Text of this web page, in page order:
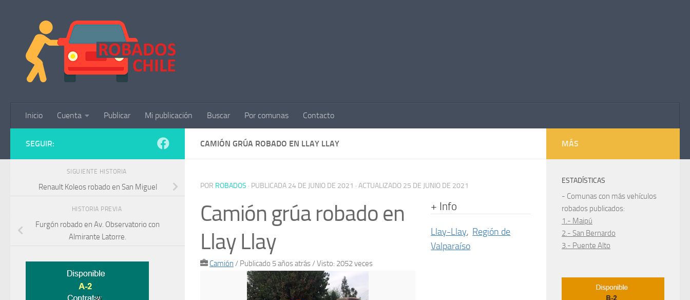
Inicio Cuenta Publicar Mi publicación Buscar Por comunas Contacto
CAMIÓN GRÚA ROBADO EN LLAY LLAY
POR ROBADOS · PUBLICADA 24 DE JUNIO DE 2021 · ACTUALIZADO 25 DE JUNIO DE 2021
Camión grúa robado en
Llay Llay
Camión / Publicado 5 años atrás/ Visto: 2052 veces
+ Info
Llay-Llay, Región de
Valparaíso
SEGUIR:
SIGUIENTE HISTORIA
Renault Koleos robado en San Miguel
HISTORIA PREVIA
Furgón robado en Av. Observatorio con
Almirante Latorre.
MÁS
ESTADÍSTICAS
- Comunas con más vehículos
robados publicados:
1.- Maipú
2.- San Bernardo
3.- Puente Alto